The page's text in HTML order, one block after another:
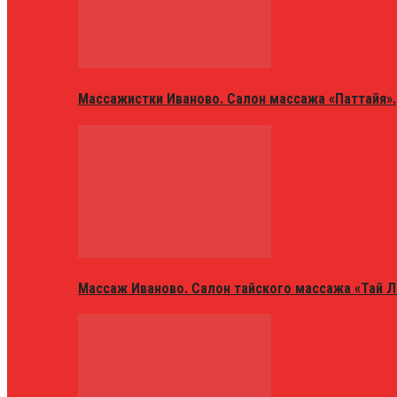
Массажистки Иваново. Салон массажа «Паттайя».
Массаж Иваново. Салон тайского массажа «Тай